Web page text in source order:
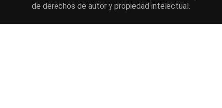
de derechos de autor y propiedad intelectual.